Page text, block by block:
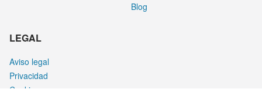
Blog
LEGAL
Aviso legal
Privacidad
Cookies